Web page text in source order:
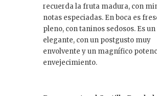
recuerda la fruta madura, con
notas especiadas. En boca es
pleno, con taninos sedosos. Es
elegante, con un postgusto muy
envolvente y un magnífico
envejecimiento.